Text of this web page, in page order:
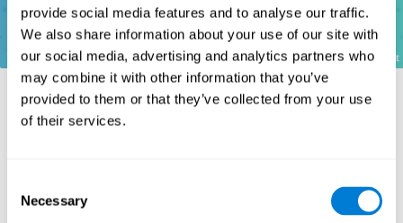
provide social media features and to analyse our traffic.
We also share information about your use of our site with
our social media, advertising and analytics partners who
may combine it with other information that you’ve
provided to them or that they’ve collected from your use
of their services.
Selection
Necessary
- Third edition administration and scoring manual. San Antonio,
TX: Psychological Corporation.